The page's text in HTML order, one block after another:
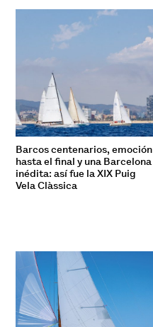
Barcos centenarios, emoción
hasta el final y una Barcelona
inédita: así fue la XIX Puig
Vela Clàssica